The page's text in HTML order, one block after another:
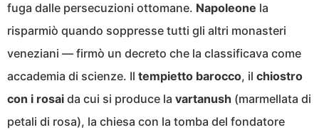
fuga dalle persecuzioni ottomane. Napoleone la
risparmiò quando soppresse tutti gli altri monasteri
veneziani — firmò un decreto che la classificava come
accademia di scienze. Il tempietto barocco, il chiostro
con i rosai da cui si produce la vartanush (marmellata di
petali di rosa), la chiesa con la tomba del fondatore